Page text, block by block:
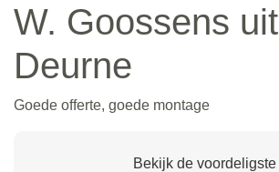
W. Goossens uit
Deurne
Goede offerte, goede montage
Bekijk de voordeligste